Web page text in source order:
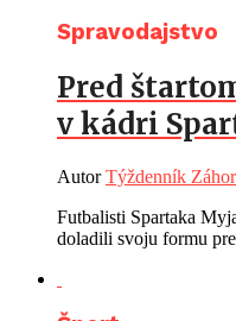
Spravodajstvo
Pred
v kádri
AutorTýždenník
Futbalisti Spartaka
doladili svoju formu